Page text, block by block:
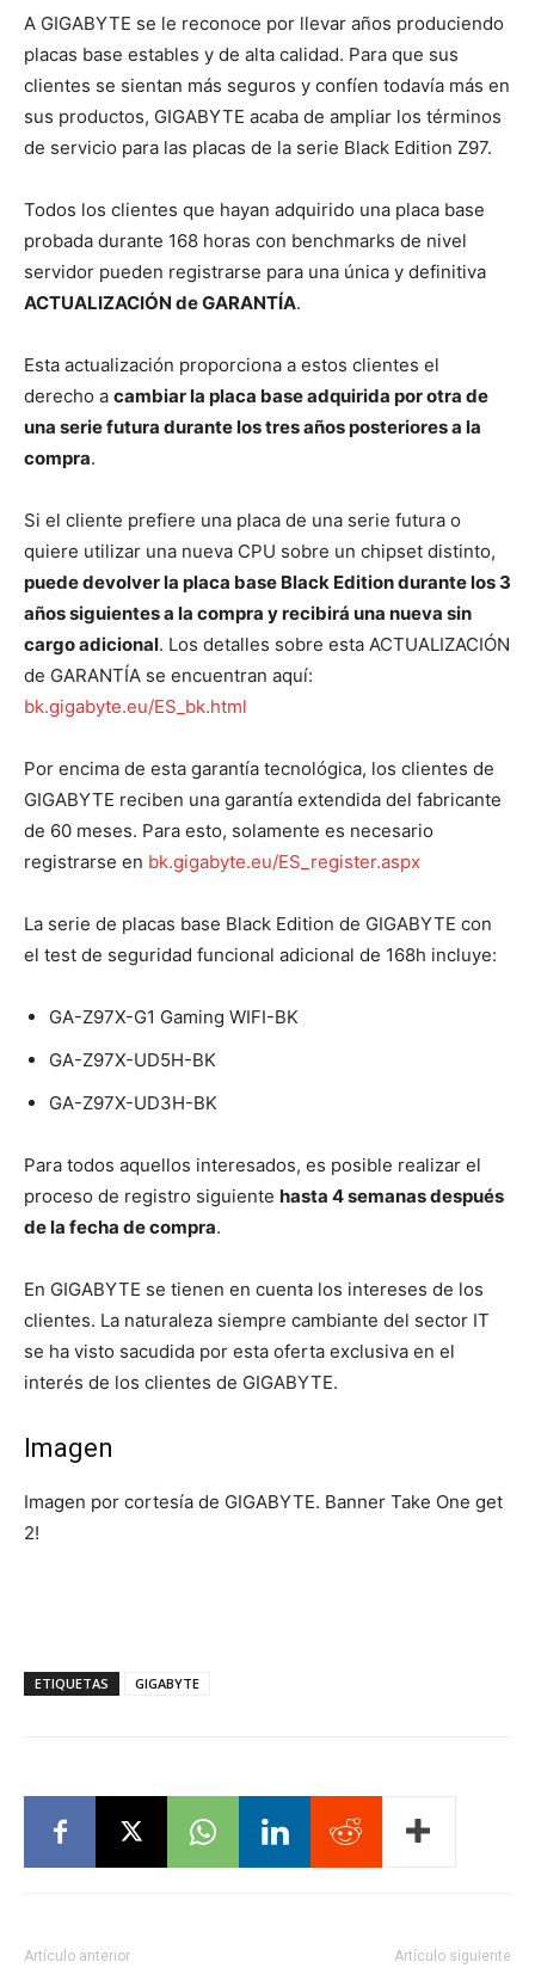
A GIGABYTE se le reconoce por llevar años produciendo
placas base estables y de alta calidad. Para que sus
clientes se sientan más seguros y confíen todavía más en
sus productos, GIGABYTE acaba de ampliar los términos
de servicio para las placas de la serie Black Edition Z97.
Todos los clientes que hayan adquirido una placa base
probada durante 168 horas con benchmarks de nivel
servidor pueden registrarse para una única y definitiva
ACTUALIZACIÓN de GARANTÍA.
Esta actualización proporciona a estos clientes el
derecho a cambiar la placa base adquirida por otra de
una serie futura durante los tres años posteriores a la
compra.
Si el cliente prefiere una placa de una serie futura o
quiere utilizar una nueva CPU sobre un chipset distinto,
puede devolver la placa base Black Edition durante los 3
años siguientes a la compra y recibirá una nueva sin
cargo adicional. Los detalles sobre esta ACTUALIZACIÓN
de GARANTÍA se encuentran aquí:
bk.gigabyte.eu/ES_bk.html
Por encima de esta garantía tecnológica, los clientes de
GIGABYTE reciben una garantía extendida del fabricante
de 60 meses. Para esto, solamente es necesario
registrarse en bk.gigabyte.eu/ES_register.aspx
La serie de placas base Black Edition de GIGABYTE con
el test de seguridad funcional adicional de 168h incluye:
GA-Z97X-G1 Gaming WIFI-BK
GA-Z97X-UD5H-BK
GA-Z97X-UD3H-BK
Para todos aquellos interesados, es posible realizar el
proceso de registro siguiente hasta 4 semanas después
de la fecha de compra.
En GIGABYTE se tienen en cuenta los intereses de los
clientes. La naturaleza siempre cambiante del sector IT
se ha visto sacudida por esta oferta exclusiva en el
interés de los clientes de GIGABYTE.
Imagen
Imagen por cortesía de GIGABYTE. Banner Take One get
2!
ETIQUETAS GIGABYTE
Artículo anterior Artículo siguiente